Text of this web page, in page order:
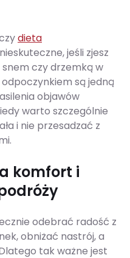
dieta
jeśli zjesz
czy drzemką w
są jedną
objawów
warto szczególnie
i nie przesadzać z
komfort i
odebrać radość z
obniżać nastrój, a
tak ważne jest